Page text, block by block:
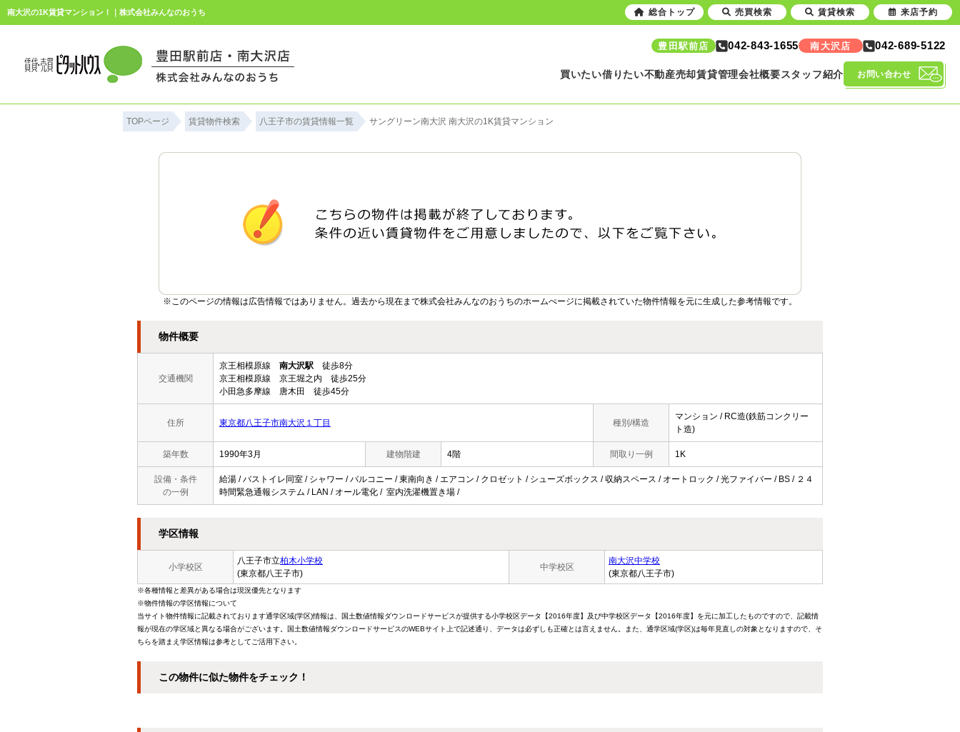
南大沢の1K賃貸マンション！｜株式会社みんなのおうち
豊田駅前店 042-843-1655 南大沢店 042-689-5122
買いたい借りたい不動産売却賃貸管理会社概要スタッフ紹介 お問い合わせ
TOPページ 賃貸物件検索 八王子市の賃貸情報一覧 サングリーン南大沢 南大沢の1K賃貸マンション
※このページの情報は広告情報ではありません。過去から現在まで株式会社みんなのおうちのホームぺージに掲載されていた物件情報を元に生成した参考情報です。
物件概要
交通機関
京王相模原線 南大沢駅 徒歩8分
京王相模原線 京王堀之内 徒歩25分
小田急多摩線 唐木田 徒歩45分
住所 東京都八王子市南大沢１丁目 種別/構造
マンション / RC造(鉄筋コンクリー
ト造)
築年数 1990年3月 建物階建 4階 間取り一例 1K
設備・条件
の一例
給湯 / バストイレ同室 / シャワー / バルコニー / 東南向き / エアコン / クロゼット / シューズボックス / 収納スペース / オートロック / 光ファイバー / BS / ２４
時間緊急通報システム / LAN / オール電化 / 室内洗濯機置き場 /
学区情報
小学校区
八王子市立柏木小学校
(東京都八王子市)
中学校区
南大沢中学校
(東京都八王子市)
※各種情報と差異がある場合は現況優先となります
※物件情報の学区情報について
当サイト物件情報に記載されております通学区域(学区)情報は、国土数値情報ダウンロードサービスが提供する小学校区データ【2016年度】及び中学校区データ【2016年度】を元に加工したものですので、記載情
報が現在の学区域と異なる場合がございます。国土数値情報ダウンロードサービスのWEBサイト上で記述通り、データは必ずしも正確とは言えません。また、通学区域(学区)は毎年見直しの対象となりますので、そ
ちらを踏まえ学区情報は参考としてご活用下さい。
この物件に似た物件をチェック！
総合トップ 売買検索 賃貸検索 来店予約